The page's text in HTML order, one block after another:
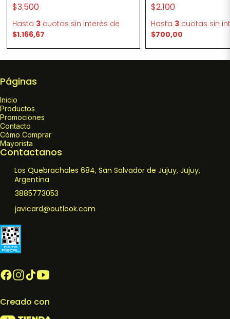
$3.500
Hasta 3cuotas sin interés de
$1.166,67
$2.100
Hasta 3 cuotas sin
$700,00
Páginas
Inicio
Productos
Promociones
Contacto
Cómo Comprar
Mayorista
Contactanos
Los Quebrachales 684, San Salvador de Jujuy, Jujuy,
Argentina
3885773053
javicard@outlook.com
Creado con